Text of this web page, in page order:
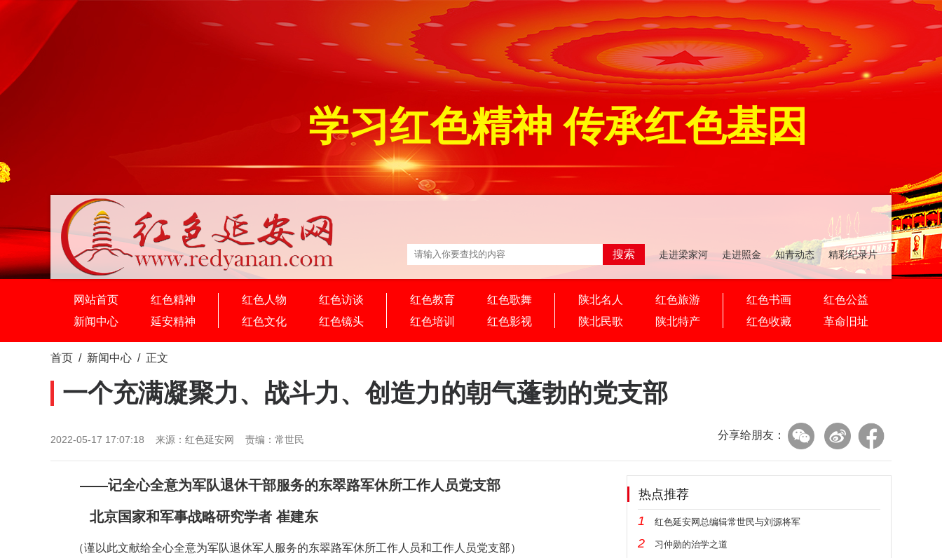
学习红色精神 传承红色基因
搜索 走进梁家河 走进照金 知青动态 精彩纪录片
网站首页
红色精神
新闻中心
延安精神
红色人物
红色访谈
红色文化
红色镜头
红色教育
红色歌舞
红色培训
红色影视
陕北名人
红色旅游
陕北民歌
陕北特产
红色书画
红色公益
红色收藏
革命旧址
首页 / 新闻中心 / 正文
一个充满凝聚力、战斗力、创造力的朝气蓬勃的党支部
分享给朋友：
2022-05-17 17:07:18 来源：红色延安网 责编：常世民
——记全心全意为军队退休干部服务的东翠路军休所工作人员党支部
北京国家和军事战略研究学者 崔建东
（谨以此文献给全心全意为军队退休军人服务的东翠路军休所工作人员和工作人员党支部）
热点推荐
1
红色延安网总编辑常世民与刘源将军
2 习仲勋的治学之道